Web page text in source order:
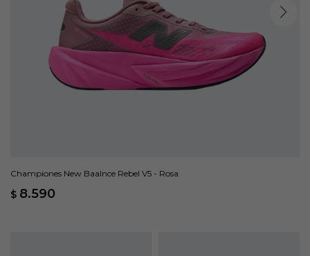
Championes New Baalnce Rebel V5 - Rosa
$ 8.590